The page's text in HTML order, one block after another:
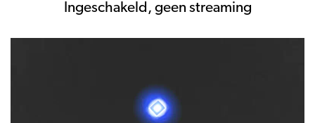
Ingeschakeld, geen streaming